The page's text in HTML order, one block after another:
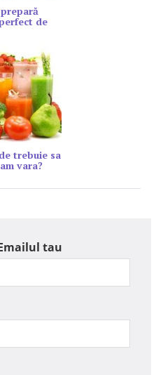
de
trebuie sa
vara?
tau